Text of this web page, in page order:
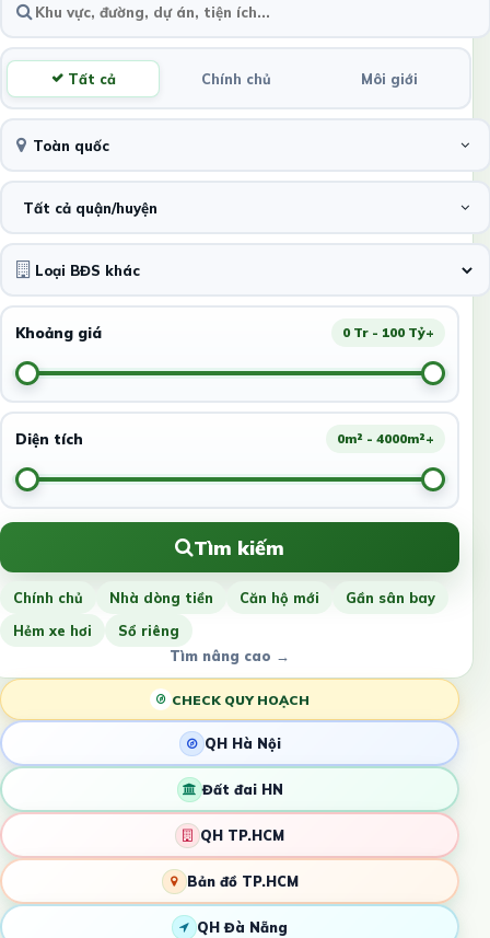
Tất cả Chính chủ Môi giới
Toàn quốc
Tất cả quận/huyện
Khoảng giá 0 Tr - 100 Tỷ+
Diện tích 0m² - 4000m²+
Tìm kiếm
Chính chủ Nhà dòng tiền Căn hộ mới
Gần sân bay
Hẻm xe hơi
Sổ riêng
Tìm nâng cao →
CHECK QUY HOẠCH
QH Hà Nội
Đất đai HN
QH TP.HCM
Bản đồ TP.HCM
QH Đà Nẵng